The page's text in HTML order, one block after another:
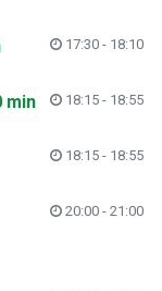
17:30 - 18:10
min
18:15 - 18:55
18:15 - 18:55
20:00 - 21:00